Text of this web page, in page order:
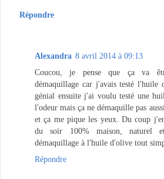
Répondre
Alexandra 8 avril 2014 à 09:13
Coucou, je pense que ça va
démaquillage car j'avais testé l'huile
génial ensuite j'ai voulu testé une
l'odeur mais ça ne démaquille pas
et ça me pique les yeux. Du coup
du soir 100% maison, naturel
démaquillage à l'huile d'olive tout
Répondre